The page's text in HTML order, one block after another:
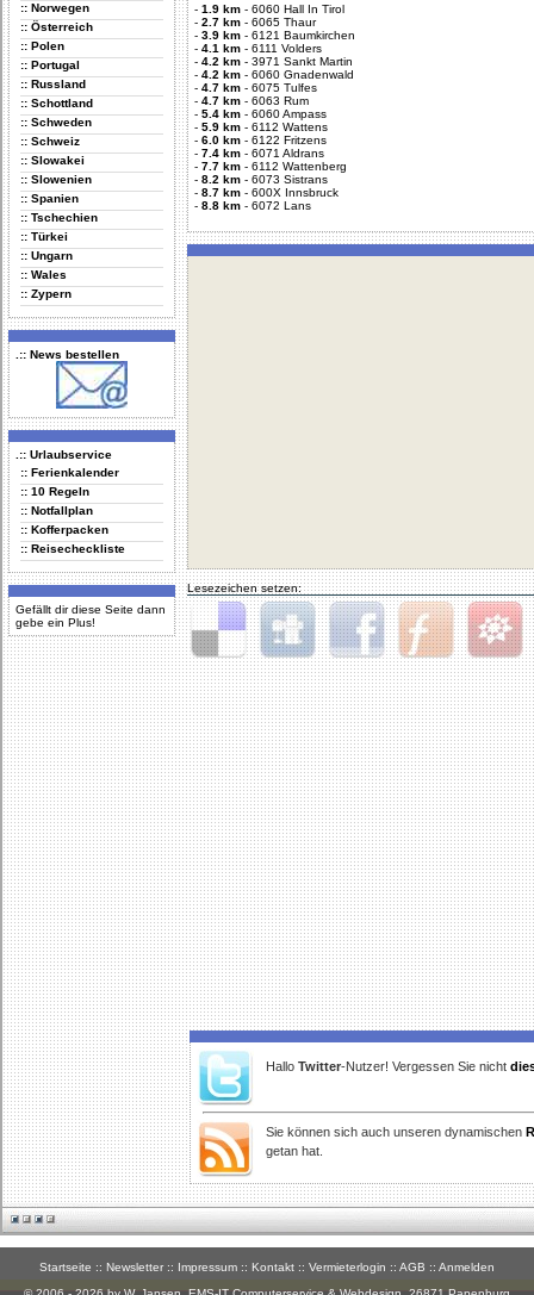
:: Norwegen
:: Österreich
:: Polen
:: Portugal
:: Russland
:: Schottland
:: Schweden
:: Schweiz
:: Slowakei
:: Slowenien
:: Spanien
:: Tschechien
:: Türkei
:: Ungarn
:: Wales
:: Zypern
.:: News bestellen
.:: Urlaubservice
:: Ferienkalender
:: 10 Regeln
:: Notfallplan
:: Kofferpacken
:: Reisecheckliste
Gefällt dir diese Seite dann
gebe ein Plus!
- 1.9 km - 6060 Hall In Tirol
- 2.7 km - 6065 Thaur
- 3.9 km - 6121 Baumkirchen
- 4.1 km - 6111 Volders
- 4.2 km - 3971 Sankt Martin
- 4.2 km - 6060 Gnadenwald
- 4.7 km - 6075 Tulfes
- 4.7 km - 6063 Rum
- 5.4 km - 6060 Ampass
- 5.9 km - 6112 Wattens
- 6.0 km - 6122 Fritzens
- 7.4 km - 6071 Aldrans
- 7.7 km - 6112 Wattenberg
- 8.2 km - 6073 Sistrans
- 8.7 km - 600X Innsbruck
- 8.8 km - 6072 Lans
Lesezeichen setzen:
Delicious Digg Facebook Furl StudiVZ
Hallo Twitter-Nutzer! Vergessen Sie nicht
Sie können sich auch unseren dynamischen
getan hat.
Startseite :: Newsletter :: Impressum :: Kontakt :: Vermieterlogin :: AGB :: Anmelden